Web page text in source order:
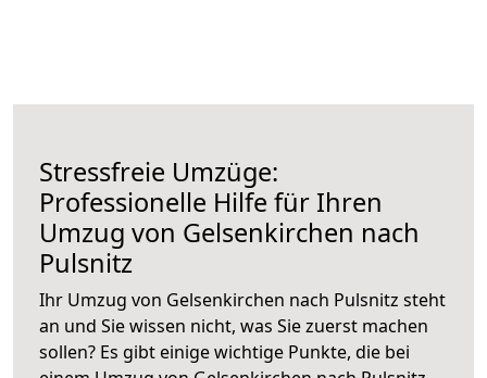
Stressfreie Umzüge:
Professionelle Hilfe für Ihren
Umzug von Gelsenkirchen nach
Pulsnitz
Ihr Umzug von Gelsenkirchen nach Pulsnitz steht
an und Sie wissen nicht, was Sie zuerst machen
sollen? Es gibt einige wichtige Punkte, die bei